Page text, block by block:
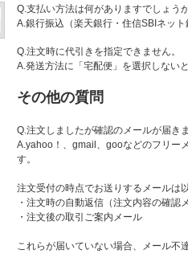
Q.支払い方法は何がありますでしょう
A.銀行振込（楽天銀行・住信SBIネッ
Q.注文時に代引きを指定できません。
A.発送方法に「宅配便」を選択しない
その他の質問
Q.注文しましたが確認のメールが届き
A.yahoo！、gmail、gooなどのフリー
す。
注文受付の時点でお送りするメールは
・注文時の自動返信（注文内容の確認
・注文後の取引ご案内メール
これらが届いていない場合、メール不